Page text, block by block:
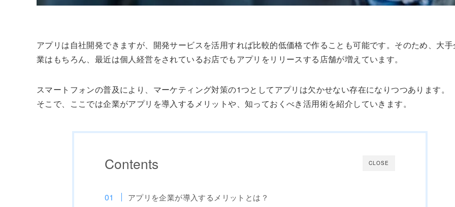
アプリは自社開発できますが、開発サービスを活用すれば比較的低価格で作ることも可能です。そのため、大
業はもちろん、最近は個人経営をされているお店でもアプリをリリースする店舗が増えています。
スマートフォンの普及により、マーケティング対策の1つとしてアプリは欠かせない存在になりつつあります。
そこで、ここでは企業がアプリを導入するメリットや、知っておくべき活用術を紹介していきます。
CLOSE
Contents
アプリを企業が導入するメリットとは？